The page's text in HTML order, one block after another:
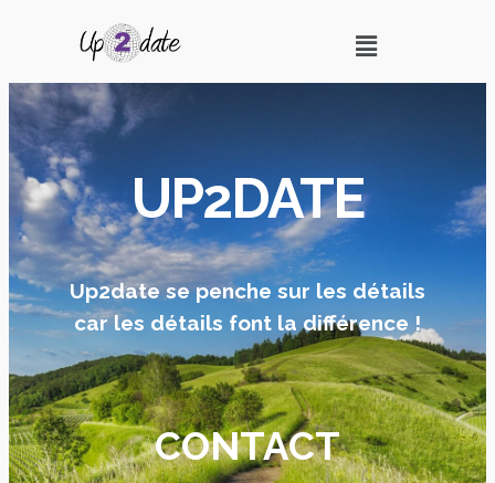
UP2DATE
Up2date se penche sur les détails
car les détails font la différence !
CONTACT